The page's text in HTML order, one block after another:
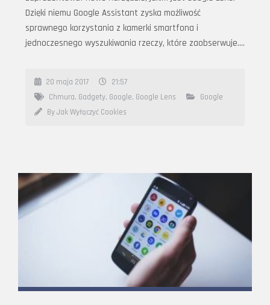
Dzięki niemu Google Assistant zyska możliwość
sprawnego korzystania z kamerki smartfona i
jednoczesnego wyszukiwania rzeczy, które zaobserwuje….
20 maja 2017
21:57
Chmura, Gadgety, Google, Google Lens
Google
By Jak Wyłączyć Cookies